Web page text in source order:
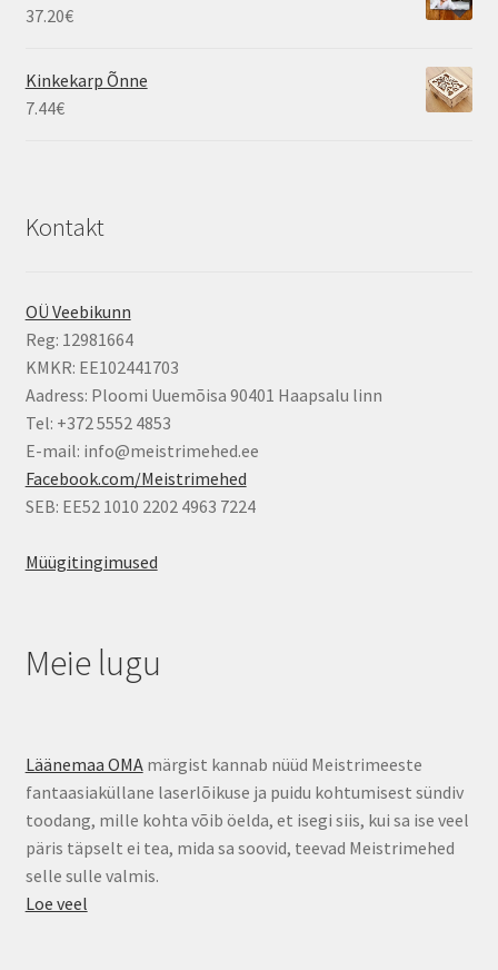
37.20€
Kinkekarp Õnne
7.44€
Kontakt
OÜ Veebikunn
Reg: 12981664
KMKR: EE102441703
Aadress: Ploomi Uuemõisa 90401 Haapsalu linn
Tel: +372 5552 4853
E-mail: info@meistrimehed.ee
Facebook.com/Meistrimehed
SEB: EE52 1010 2202 4963 7224
Müügitingimused
Meie lugu
Läänemaa OMAmärgist kannab nüüd Meistrimeeste
fantaasiaküllane laserlõikuse ja puidu kohtumisest sündiv
toodang, mille kohta võib öelda, et isegi siis, kui sa ise veel
päris täpselt ei tea, mida sa soovid, teevad Meistrimehed
selle sulle valmis.
Loe veel